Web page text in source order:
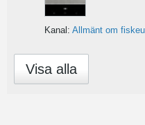
Kanal: Allmänt om
Visa alla